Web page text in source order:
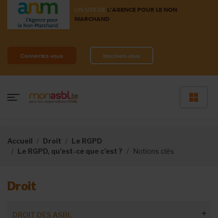
UN SITE DE L'AGENCE POUR LE NON
MARCHAND
Connectez-vous Inscrivez-vous
Accueil Droit
Le RGPD
Le RGPD, qu’est-ce que c’est ?
Notions clés
Droit
DROIT DES ASBL